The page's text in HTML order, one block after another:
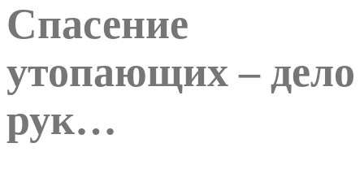
Спасение
утопающих – дело
рук…